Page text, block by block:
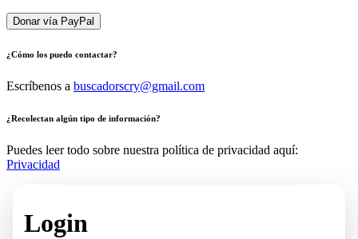
Donar vía PayPal
¿Cómo los puedo contactar?
Escríbenos a buscadorscry@gmail.com
¿Recolectan algún tipo de información?
Puedes leer todo sobre nuestra política de privacidad aquí:
Privacidad
Login